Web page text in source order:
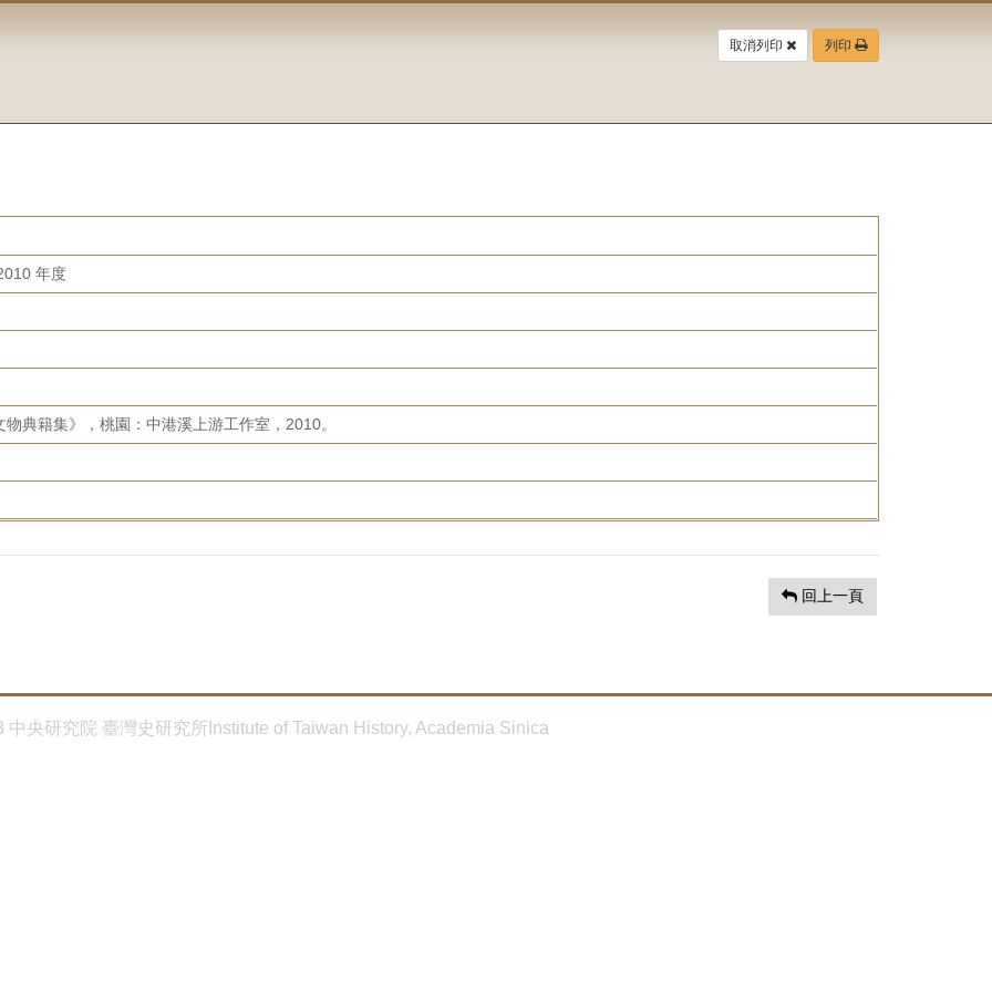
取消列印 列印
年度
物典籍集》，桃園：中港溪上游工作室，2010。
回上一頁
中央研究院 臺灣史研究所Institute of Taiwan History, Academia Sinica